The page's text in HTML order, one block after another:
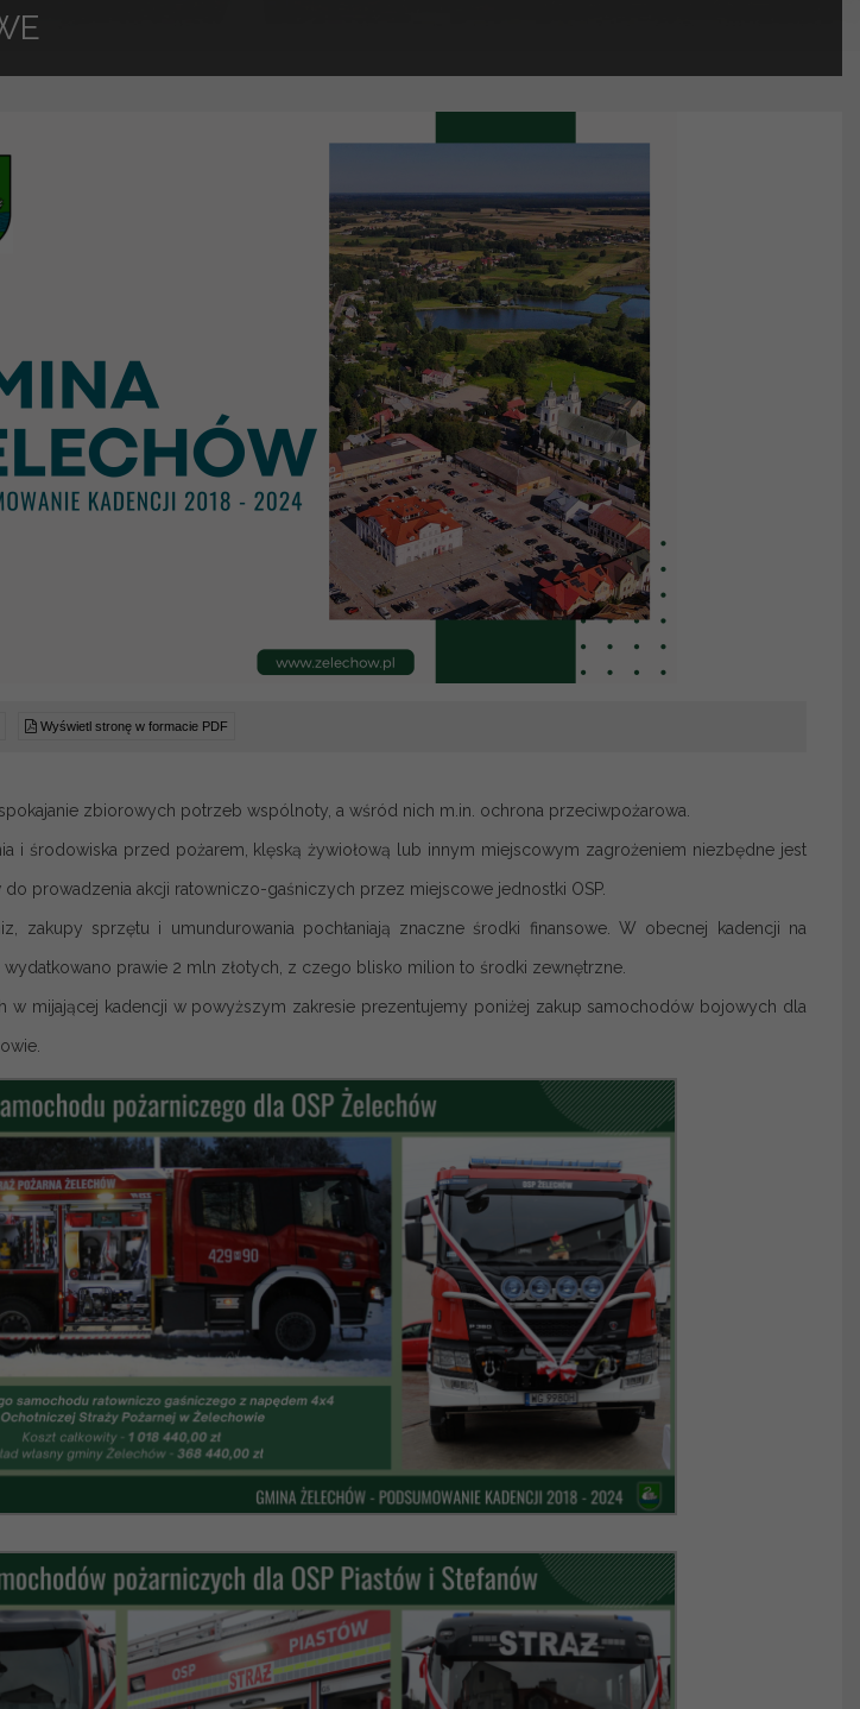
Wyświetl stronę w formacie PDF
zbiorowych potrzeb wspólnoty, a wśród nich m.in. ochrona przeciwpożarowa.
i środowiska przed pożarem, klęską żywiołową lub innym miejscowym zagrożeniem niezbędne jest
prowadzenia akcji ratowniczo-gaśniczych przez miejscowe jednostki OSP.
zakupy sprzętu i umundurowania pochłaniają znaczne środki finansowe. W obecnej kadencji na
prawie 2 mln złotych, z czego blisko milion to środki zewnętrzne.
w mijającej kadencji w powyższym zakresie prezentujemy poniżej zakup samochodów bojowych dla